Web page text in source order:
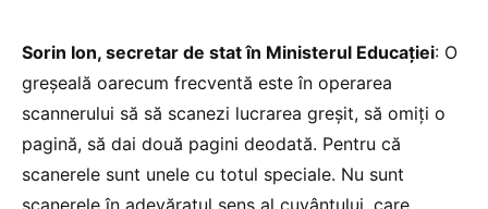
Sorin Ion, secretar de stat în Ministerul Educației: O
greșeală oarecum frecventă este în operarea
scannerului să să scanezi lucrarea greșit, să omiți o
pagină, să dai două pagini deodată. Pentru că
scanerele sunt unele cu totul speciale. Nu sunt